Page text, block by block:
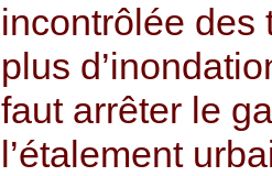
incontrôlée des
plus
faut arrêter le
l’étalement